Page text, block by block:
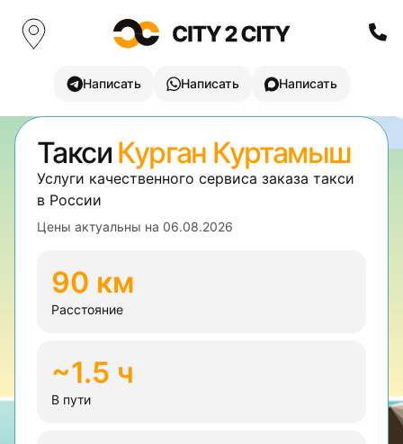
Написать Написать Написать
Такси Курган Куртамыш
Услуги качественного сервиса заказа такси
в России
Цены актуальны на 06.08.2026
90 км
Расстояние
~1.5 ч
В пути